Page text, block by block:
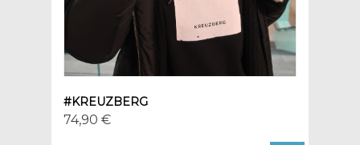
#KREUZBERG
74,90 €